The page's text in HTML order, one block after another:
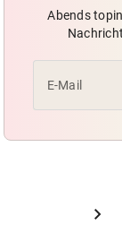
Abends
E-Mail
chevron_right